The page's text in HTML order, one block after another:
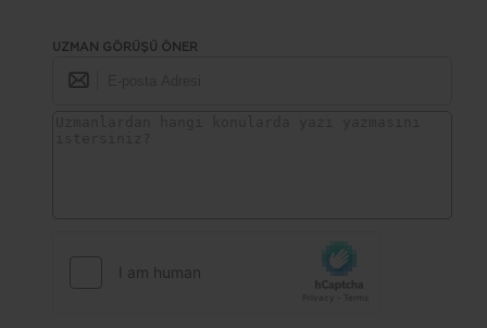
UZMAN GÖRÜŞÜ ÖNER